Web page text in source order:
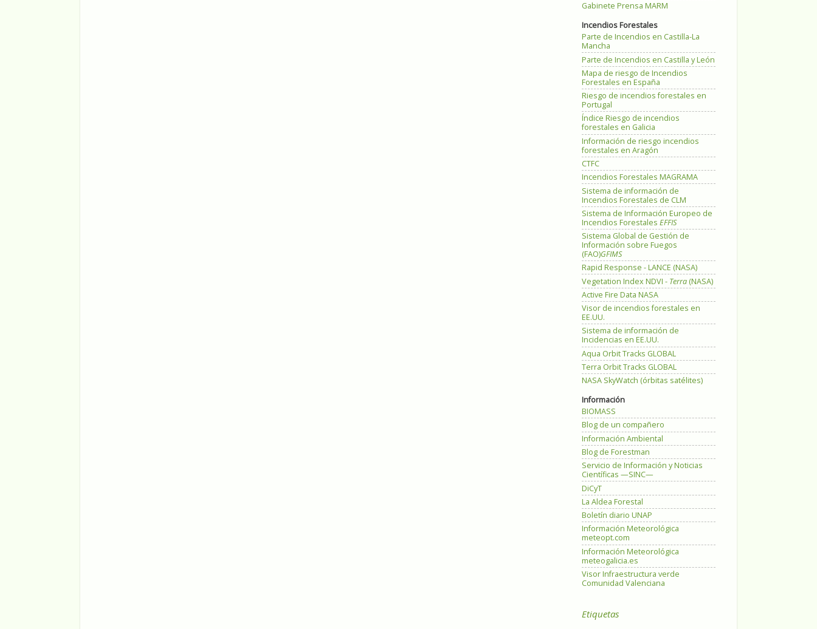
Gabinete Prensa MARM
Incendios Forestales
Parte de Incendios en Castilla-La
Mancha
Parte de Incendios en Castilla y León
Mapa de riesgo de Incendios
Forestales en España
Riesgo de incendios forestales en
Portugal
Índice Riesgo de incendios
forestales en Galicia
Información de riesgo incendios
forestales en Aragón
CTFC
Incendios Forestales MAGRAMA
Sistema de información de
Incendios Forestales de CLM
Sistema de Información Europeo de
Incendios Forestales EFFIS
Sistema Global de Gestión de
Información sobre Fuegos
(FAO)GFIMS
Rapid Response - LANCE (NASA)
Vegetation Index NDVI - Terra (NASA)
Active Fire Data NASA
Visor de incendios forestales en
EE.UU.
Sistema de información de
Incidencias en EE.UU.
Aqua Orbit Tracks GLOBAL
Terra Orbit Tracks GLOBAL
NASA SkyWatch (órbitas satélites)
Información
BIOMASS
Blog de un compañero
Información Ambiental
Blog de Forestman
Servicio de Información y Noticias
Científicas —SINC—
DiCyT
La Aldea Forestal
Boletín diario UNAP
Información Meteorológica
meteopt.com
Información Meteorológica
meteogalicia.es
Visor Infraestructura verde
Comunidad Valenciana
Etiquetas